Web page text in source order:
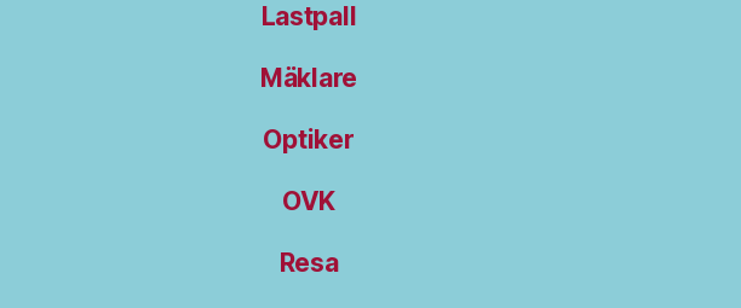
Lastpall
Mäklare
Optiker
OVK
Resa